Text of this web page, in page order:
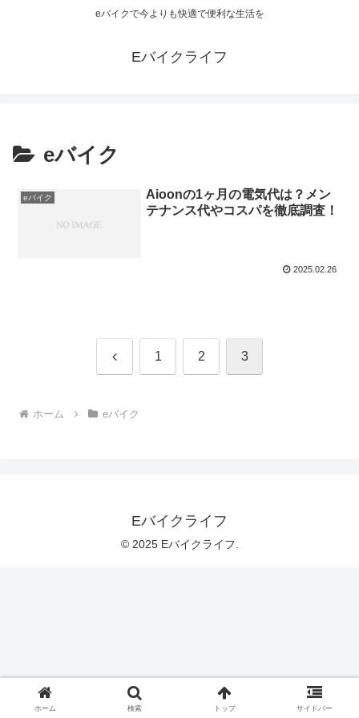
eバイクで今よりも快適で便利な生活を
Eバイクライフ
eバイク
eバイク
Aioonの1ヶ月の電気代は？メン
テナンス代やコスパを徹底調査！
2025.02.26
前 1 2 3
ホーム eバイク
Eバイクライフ
© 2025 Eバイクライフ.
ホーム 検索 トップ サイドバー